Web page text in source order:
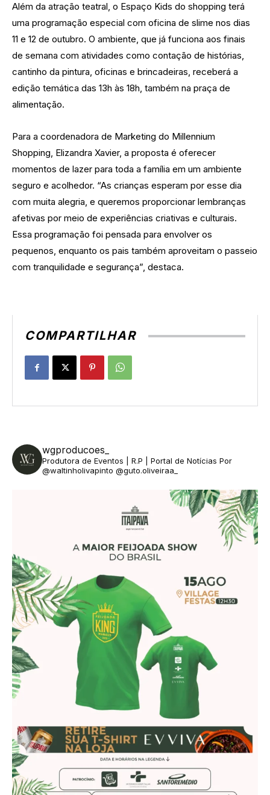
Além da atração teatral, o Espaço Kids do shopping terá
uma programação especial com oficina de slime nos dias
11 e 12 de outubro. O ambiente, que já funciona aos finais
de semana com atividades como contação de histórias,
cantinho da pintura, oficinas e brincadeiras, receberá a
edição temática das 13h às 18h, também na praça de
alimentação.
Para a coordenadora de Marketing do Millennium
Shopping, Elizandra Xavier, a proposta é oferecer
momentos de lazer para toda a família em um ambiente
seguro e acolhedor. “As crianças esperam por esse dia
com muita alegria, e queremos proporcionar lembranças
afetivas por meio de experiências criativas e culturais.
Essa programação foi pensada para envolver os
pequenos, enquanto os pais também aproveitam o passeio
com tranquilidade e segurança”, destaca.
COMPARTILHAR
wgproducoes_
Produtora de Eventos | R.P | Portal de Notícias Por
@waltinholivapinto @guto.oliveiraa_